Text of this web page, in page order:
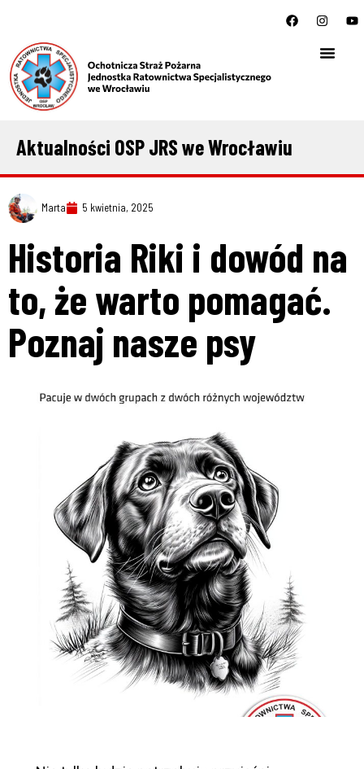
Aktualności OSP JRS we Wrocławiu
Marta 5 kwietnia, 2025
Historia Riki i dowód na
to, że warto pomagać.
Poznaj nasze psy